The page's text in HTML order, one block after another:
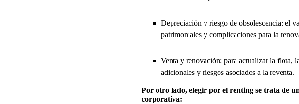
Depreciación y riesgo de obsolescencia: el
patrimoniales y complicaciones para la
Venta y renovación: para actualizar la flota,
adicionales y riesgos asociados a la reventa.
Por otro lado, elegir por el renting se trata de
corporativa: